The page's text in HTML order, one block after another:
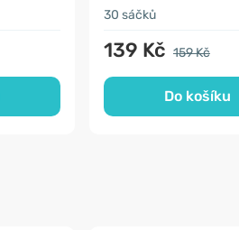
30 sáčků
139 Kč 159 Kč
Do košíku